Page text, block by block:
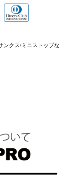
ンクス/ミニストップな